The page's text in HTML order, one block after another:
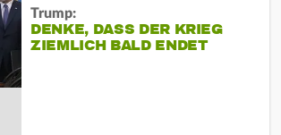
Trump:
DENKE, DASS DER KRIEG
ZIEMLICH BALD ENDET